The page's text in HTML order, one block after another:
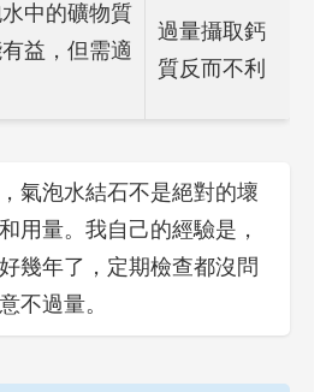
中的礦物質
益，但需適
過量攝取鈣
質反而不利
氣泡水結石不是絕對的壞
用量。我自己的經驗是，
幾年了，定期檢查都沒問
不過量。